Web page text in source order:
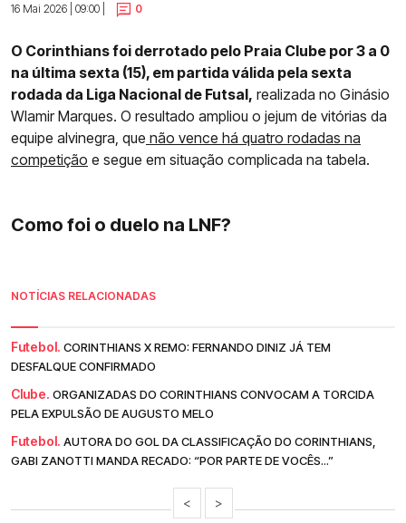
16 Mai 2026 | 09:00 |
0
O Corinthians foi derrotado pelo Praia Clube por 3 a 0
na última sexta (15), em partida válida pela sexta
rodada da Liga Nacional de Futsal, realizada no Ginásio
Wlamir Marques. O resultado ampliou o jejum de vitórias da
equipe alvinegra, que não vence há quatro rodadas na
competição e segue em situação complicada na tabela.
Como foi o duelo na LNF?
NOTÍCIAS RELACIONADAS
Futebol. CORINTHIANS X REMO: FERNANDO DINIZ JÁ TEM
DESFALQUE CONFIRMADO
Clube. ORGANIZADAS DO CORINTHIANS CONVOCAM A TORCIDA
PELA EXPULSÃO DE AUGUSTO MELO
Futebol. AUTORA DO GOL DA CLASSIFICAÇÃO DO CORINTHIANS,
GABI ZANOTTI MANDA RECADO: “POR PARTE DE VOCÊS...”
< >